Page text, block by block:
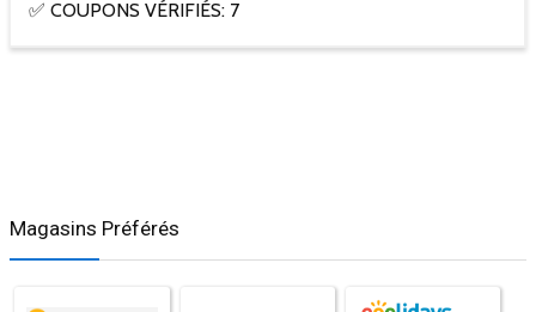
✅ COUPONS VÉRIFIÉS: 7
Magasins Préférés